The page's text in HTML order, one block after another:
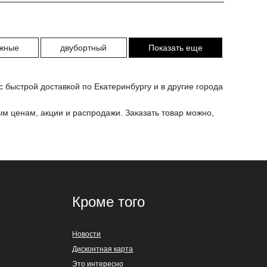
двубортный Показать еще
доставкой по Екатеринбургу и в другие города
ценам, акции и распродажи. Заказать товар можно,
Кроме того
Новости
Дисконтная карта
Это интересно